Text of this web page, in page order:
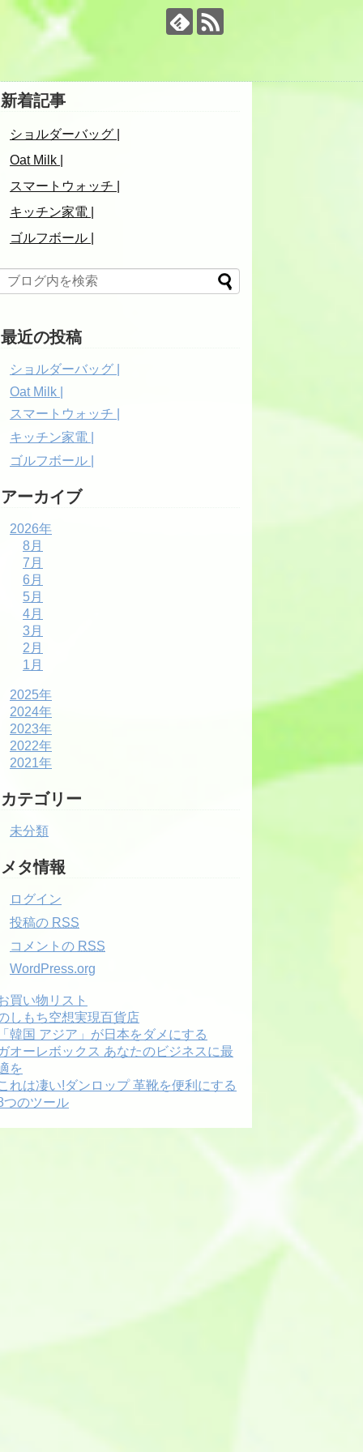
新着記事
ショルダーバッグ |
Oat Milk |
スマートウォッチ |
キッチン家電 |
ゴルフボール |
最近の投稿
ショルダーバッグ |
Oat Milk |
スマートウォッチ |
キッチン家電 |
ゴルフボール |
アーカイブ
2026年
8月
7月
6月
5月
4月
3月
2月
1月
2025年
2024年
2023年
2022年
2021年
カテゴリー
未分類
メタ情報
ログイン
投稿の RSS
コメントの RSS
WordPress.org
買い物リスト
しもち空想実現百貨店
韓国 アジア」が日本をダメにする
オーレボックス あなたのビジネスに最
を
れは凄い!ダンロップ 革靴を便利にする
つのツール